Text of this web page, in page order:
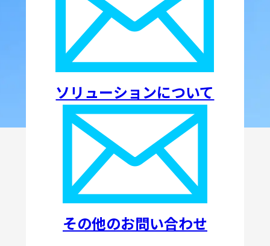
ソリューションについて
その他のお問い合わせ